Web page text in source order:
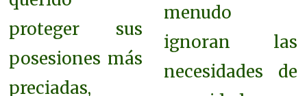
proteger sus
posesiones más
preciadas,
menudo
ignoran las
necesidades de